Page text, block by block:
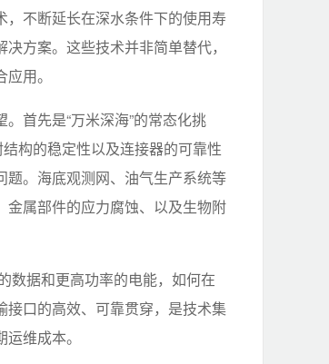
不断延长在深水条件下的使用寿
方案。这些技术并非简单替代，
用。
首先是“万米深海”的常态化挑
构的稳定性以及连接器的可靠性
。海底观测网、油气生产系统等
属部件的应力腐蚀、以及生物附
数据和更高功率的电能，如何在
口的高效、可靠贯穿，是技术集
维成本。